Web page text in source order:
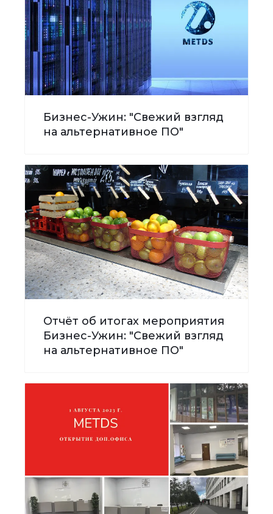
Бизнес-Ужин: "Свежий взгляд
на альтернативное ПО"
Отчёт об итогах мероприятия
Бизнес-Ужин: "Свежий взгляд
на альтернативное ПО"